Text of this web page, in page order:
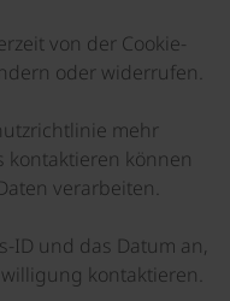
von der Cookie-
oder widerrufen.
mehr
kontaktieren können
verarbeiten.
ID und das Datum an,
kontaktieren.